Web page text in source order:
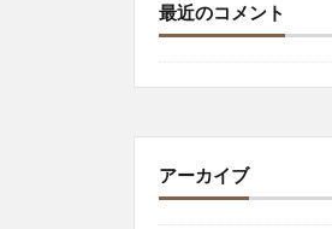
最近のコメント
アーカイブ